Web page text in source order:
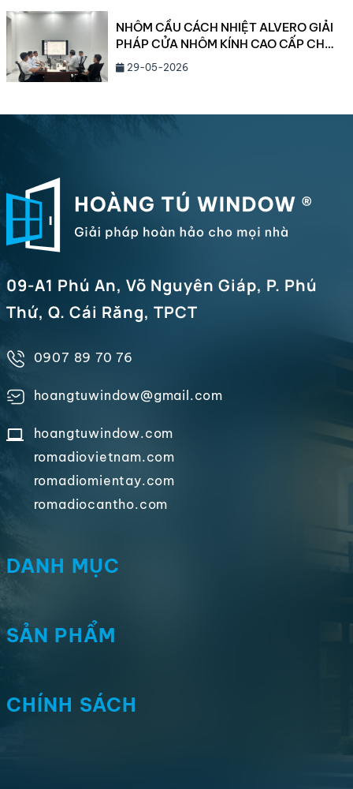
NHÔM CẦU CÁCH NHIỆT ALVERO GIẢI
PHÁP CỬA NHÔM KÍNH CAO CẤP CHO
BIỆT THỰ VÀ CÔNG TRÌNH HẠNG
SANG NĂM 2026
29-05-2026
09-A1 Phú An, Võ Nguyên Giáp, P. Phú
Thứ, Q. Cái Răng, TPCT
0907 89 70 76
hoangtuwindow@gmail.com
hoangtuwindow.com
romadiovietnam.com
romadiomientay.com
romadiocantho.com
DANH MỤC
SẢN PHẨM
CHÍNH SÁCH